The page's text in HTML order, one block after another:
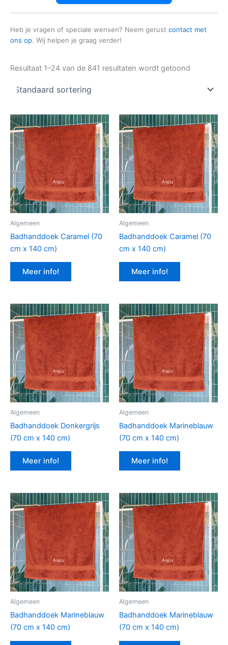
Heb je vragen of speciale wensen? Neem gerust contact met
ons op. Wij helpen je graag verder!
Resultaat 1–24 van de 841 resultaten wordt getoond
Algemeen
Badhanddoek Caramel (70
cm x 140 cm)
Meer info!
Algemeen
Badhanddoek Caramel (70
cm x 140 cm)
Meer info!
Algemeen
Badhanddoek Donkergrijs
(70 cm x 140 cm)
Meer info!
Algemeen
Badhanddoek Marineblauw
(70 cm x 140 cm)
Meer info!
Algemeen
Badhanddoek Marineblauw
(70 cm x 140 cm)
Algemeen
Badhanddoek Marineblauw
(70 cm x 140 cm)